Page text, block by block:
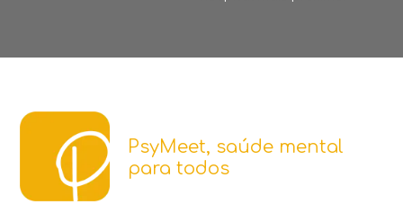
PsyMeet, saúde mental
para todos